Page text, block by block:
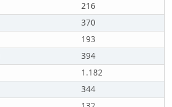
216
370
193
394
1.182
344